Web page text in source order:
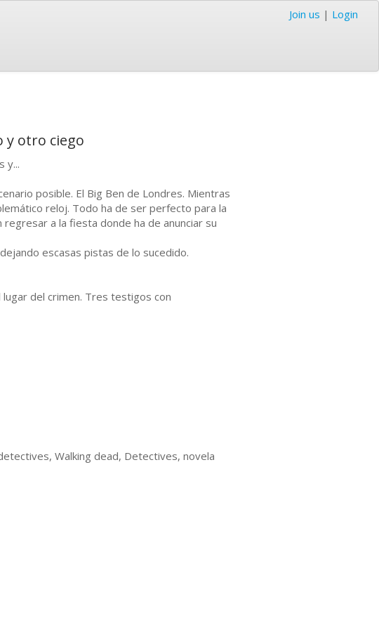
Join us | Login
y otro ciego
y...
posible. El Big Ben de Londres. Mientras
reloj. Todo ha de ser perfecto para la
a la fiesta donde ha de anunciar su
escasas pistas de lo sucedido.
del crimen. Tres testigos con
Walking dead, Detectives, novela